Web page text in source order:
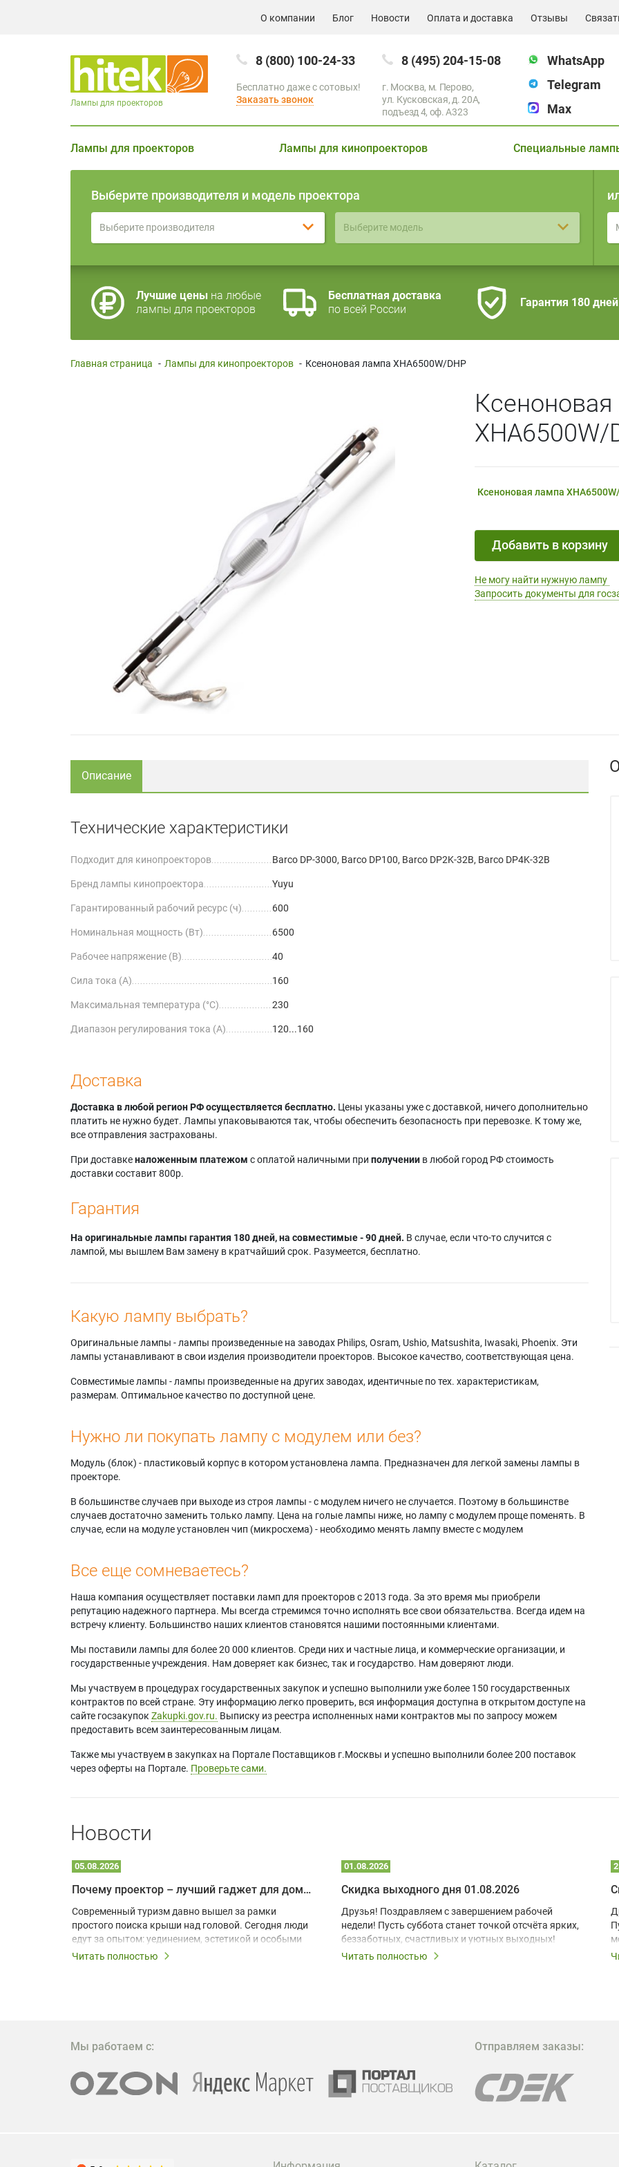
О компании Блог Новости Оплата и доставка Отзывы
8 (800) 100-24-33
Бесплатно даже с сотовых!
Заказать звонок
8 (495) 204-15-08
г. Москва, м. Перово,
ул. Кусковская, д. 20А,
подъезд 4, оф. A323
WhatsApp
Telegram
Max
Лампы для проекторов
Лампы для проекторов Лампы для кинопроекторов Специальные
Выберите производителя и модель проектора
Выберите производителя Выберите модель
Лучшие цены на любые
лампы для проекторов
Бесплатная доставка
по всей России
Гарантия 180 дней
Главная страница - Лампы для кинопроекторов - Ксеноновая лампа XHA6500W/DHP
XHA6500W/
Ксеноновая лампа
Добавить в корзину
Не могу найти нужную лампу
Запросить документы для
Описание
Технические характеристики
Подходит для кинопроекторов Barco DP-3000, Barco DP100, Barco DP2K-32B, Barco DP4K-32B
Бренд лампы кинопроектора Yuyu
Гарантированный рабочий ресурс (ч) 600
Номинальная мощность (Вт) 6500
Рабочее напряжение (В) 40
Сила тока (А) 160
Максимальная температура (°C) 230
Диапазон регулирования тока (А) 120...160
Доставка
Доставка в любой регион РФ осуществляется бесплатно. Цены указаны уже с доставкой, ничего дополнительно
платить не нужно будет. Лампы упаковываются так, чтобы обеспечить безопасность при перевозке. К тому же,
все отправления застрахованы.
При доставкеналоженным платежом с оплатой наличными при получении в любой город РФ стоимость
доставки составит 800р.
Гарантия
На оригинальные лампы гарантия 180 дней, на совместимые - 90 дней. В случае, если что-то случится с
лампой, мы вышлем Вам замену в кратчайший срок. Разумеется, бесплатно.
Какую лампу выбрать?
Оригинальные лампы - лампы произведенные на заводах Philips, Osram, Ushio, Matsushita, Iwasaki, Phoenix. Эти
лампы устанавливают в свои изделия производители проекторов. Высокое качество, соответствующая цена.
Совместимые лампы - лампы произведенные на других заводах, идентичные по тех. характеристикам,
размерам. Оптимальное качество по доступной цене.
Нужно ли покупать лампу с модулем или без?
Модуль (блок) - пластиковый корпус в котором установлена лампа. Предназначен для легкой замены лампы в
проекторе.
В большинстве случаев при выходе из строя лампы - с модулем ничего не случается. Поэтому в большинстве
случаев достаточно заменить только лампу. Цена на голые лампы ниже, но лампу с модулем проще поменять. В
случае, если на модуле установлен чип (микросхема) - необходимо менять лампу вместе с модулем
Все еще сомневаетесь?
Наша компания осуществляет поставки ламп для проекторов с 2013 года. За это время мы приобрели
репутацию надежного партнера. Мы всегда стремимся точно исполнять все свои обязательства. Всегда идем на
встречу клиенту. Большинство наших клиентов становятся нашими постоянными клиентами.
Мы поставили лампы для более 20 000 клиентов. Среди них и частные лица, и коммерческие организации, и
государственные учреждения. Нам доверяет как бизнес, так и государство. Нам доверяют люди.
Мы участвуем в процедурах государственных закупок и успешно выполнили уже более 150 государственных
контрактов по всей стране. Эту информацию легко проверить, вся информация доступна в открытом доступе на
сайте госзакупок Zakupki.gov.ru. Выписку из реестра исполненных нами контрактов мы по запросу можем
предоставить всем заинтересованным лицам.
Также мы участвуем в закупках на Портале Поставщиков г.Москвы и успешно выполнили более 200 поставок
через оферты на Портале. Проверьте сами.
Новости
05.08.2026
Почему проектор – лучший гаджет для домика в глэмпинге
Современный туризм давно вышел за рамки
простого поиска крыши над головой. Сегодня люди
едут за опытом: уединением, эстетикой и особыми
ощущениями. Владельцы A-frame домов,
эффективных и бюджетных способов стать
проектора.
Читать полностью
01.08.2026
Скидка выходного дня 01.08.2026
Друзья! Поздравляем с завершением рабочей
недели! Пусть суббота станет точкой отсчёта ярких,
беззаботных, счастливых и уютных выходных!
Читать полностью
Мы работаем с: Отправляем заказы: